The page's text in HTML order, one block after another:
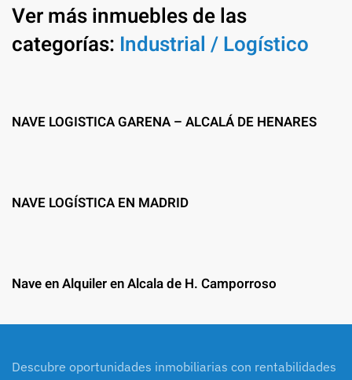
Ver más inmuebles de las
categorías: Industrial / Logístico
NAVE LOGISTICA GARENA – ALCALÁ DE HENARES
NAVE LOGÍSTICA EN MADRID
Nave en Alquiler en Alcala de H. Camporroso
Descubre oportunidades inmobiliarias con rentabilidades